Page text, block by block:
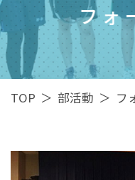
フォ
TOP ＞ 部活動 ＞ フ